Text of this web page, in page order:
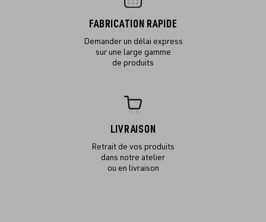
FABRICATION RAPIDE
Demander un délai express
sur une large gamme
de produits
LIVRAISON
Retrait de vos produits
dans notre atelier
ou en livraison